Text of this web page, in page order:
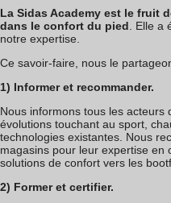
La Sidas Academy est le fruit
dans le confort du pied . Elle
notre expertise.
Ce savoir-faire, nous le
1) Informer et recommander.
Nous informons tous les
évolutions touchant au sport,
technologies existantes. Nous
magasins pour leur expertise en
solutions de confort vers les
2) Former et certifier.